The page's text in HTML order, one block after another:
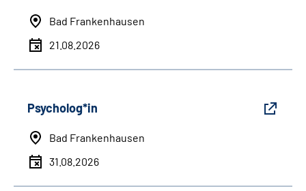
Bad Frankenhausen
21.08.2026
Psycholog*in
Bad Frankenhausen
31.08.2026